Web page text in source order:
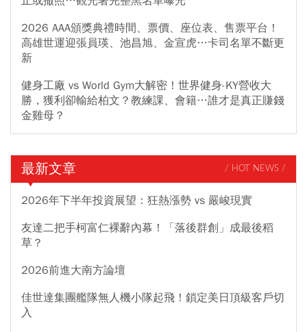
2026 AAA頒獎典禮時間、票價、座位表、售票平台！
高雄世運迎張員瑛、池昌旭、金宣虎…卡司名單不斷更
新
健身工廠 vs World Gym大解密！世界健身-KY營收大
勝，獲利卻輸給柏文？教練課、會籍…誰才是真正賺錢
金雞母？
最新文章 / HOT NEWS /
2026年下半年投資展望：狂熱漲勢 vs 嚴峻現實
友達二把手柯富仁裸辭內幕！「落後群創」成最後稻
草？
2026前進大南方論壇
佳世達集團艦隊無人機小隊起飛！鎖定美日頂級客戶切
入